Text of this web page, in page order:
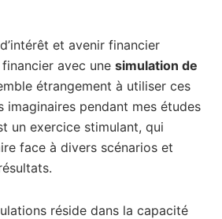
et avenir financier
avec une simulation de
étrangement à utiliser ces
imaginaires pendant mes études
un exercice stimulant, qui
face à divers scénarios et
réside dans la capacité